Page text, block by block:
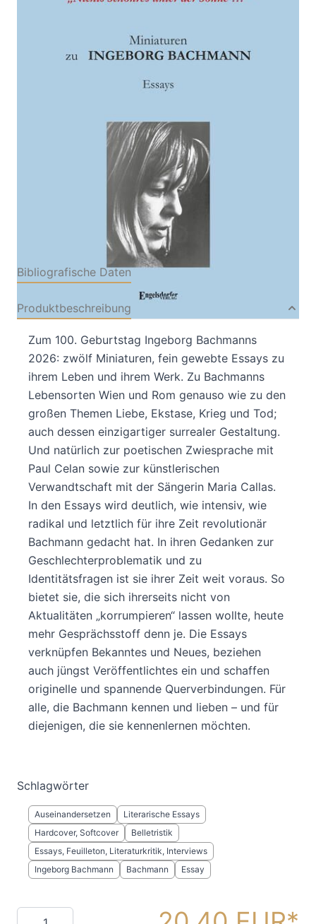
Verlag: Engelsdorfer
05.01.2026
110 Seiten
7
Bibliografische Daten
Produktbeschreibung
Zum 100. Geburtstag Ingeborg Bachmanns
2026: zwölf Miniaturen, fein gewebte Essays zu
ihrem Leben und ihrem Werk. Zu Bachmanns
Lebensorten Wien und Rom genauso wie zu den
großen Themen Liebe, Ekstase, Krieg und Tod;
auch dessen einzigartiger surrealer Gestaltung.
Und natürlich zur poetischen Zwiesprache mit
Paul Celan sowie zur künstlerischen
Verwandtschaft mit der Sängerin Maria Callas.
In den Essays wird deutlich, wie intensiv, wie
radikal und letztlich für ihre Zeit revolutionär
Bachmann gedacht hat. In ihren Gedanken zur
Geschlechterproblematik und zu
Identitätsfragen ist sie ihrer Zeit weit voraus. So
bietet sie, die sich ihrerseits nicht von
Aktualitäten „korrumpieren“ lassen wollte, heute
mehr Gesprächsstoff denn je. Die Essays
verknüpfen Bekanntes und Neues, beziehen
auch jüngst Veröffentlichtes ein und schaffen
originelle und spannende Querverbindungen. Für
alle, die Bachmann kennen und lieben – und für
diejenigen, die sie kennenlernen möchten.
Schlagwörter
Auseinandersetzen
Literarische Essays
Hardcover, Softcover
Belletristik
Essays, Feuilleton, Literaturkritik, Interviews
Ingeborg Bachmann
Bachmann Essay
Menge